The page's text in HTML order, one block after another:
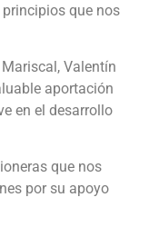
que nos
Valentín
aportación
en el desarrollo
que nos
por su apoyo